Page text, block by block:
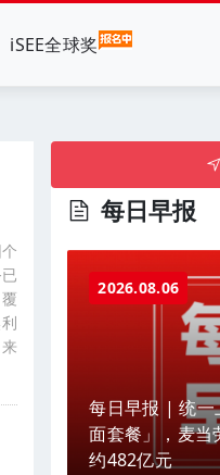
iSEE全球奖
每日早报
2026.08.06
每日早报 | 统一
面套餐」，麦当
约482亿元